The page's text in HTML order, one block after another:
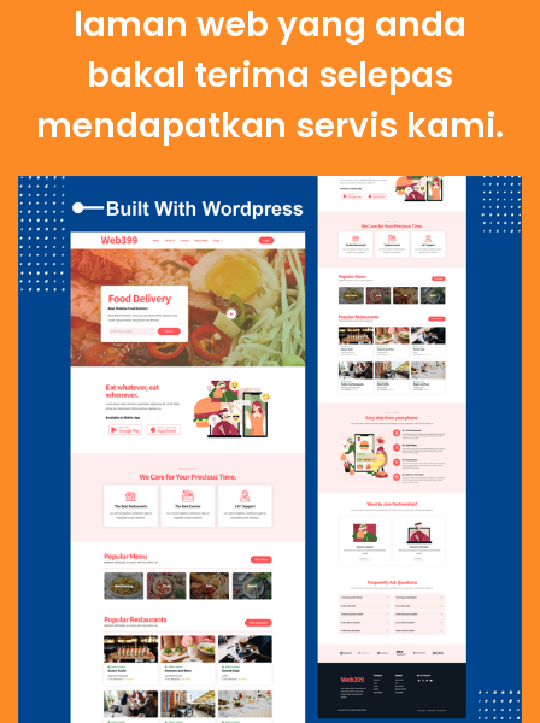
laman web yang anda
bakal terima selepas
mendapatkan servis kami.